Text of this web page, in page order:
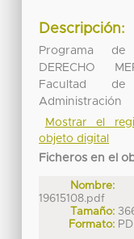
Descripción:
Programa
DERECHO
Facultad
Administración
Mostrar el
objeto digital
Ficheros en el
Nombre:
19615108.pdf
Tamaño:
Formato: